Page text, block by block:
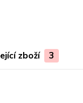
zboží 3